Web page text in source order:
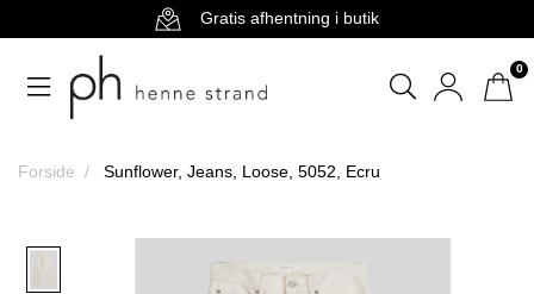
Gratis afhentning i butik
0
Forside Sunflower, Jeans, Loose, 5052, Ecru